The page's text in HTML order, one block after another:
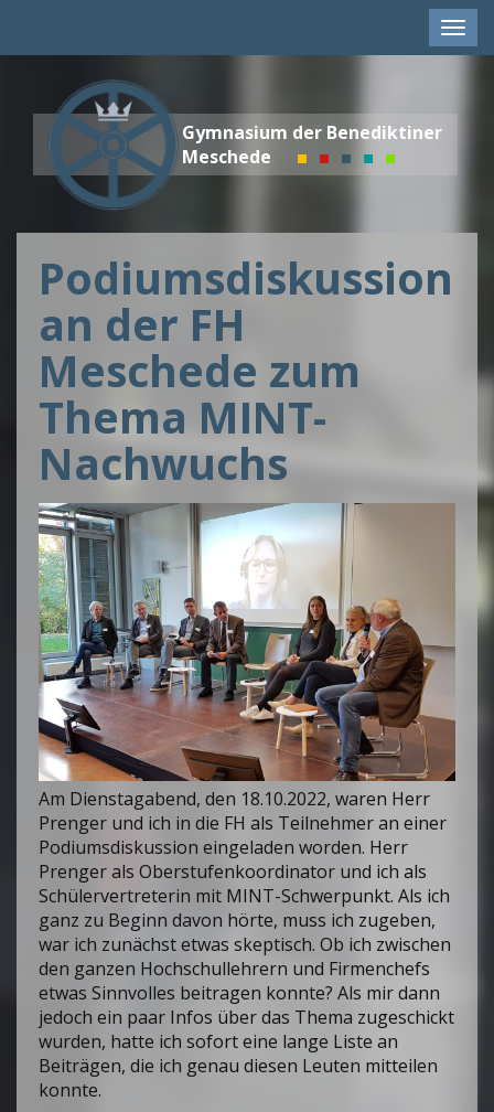
Gymnasium der Benediktiner
Meschede
Podiumsdiskussion
an der FH
Meschede zum
Thema MINT-
Nachwuchs
Am Dienstagabend, den 18.10.2022, waren Herr
Prenger und ich in die FH als Teilnehmer an einer
Podiumsdiskussion eingeladen worden. Herr
Prenger als Oberstufenkoordinator und ich als
Schülervertreterin mit MINT-Schwerpunkt. Als ich
ganz zu Beginn davon hörte, muss ich zugeben,
war ich zunächst etwas skeptisch. Ob ich zwischen
den ganzen Hochschullehrern und Firmenchefs
etwas Sinnvolles beitragen konnte? Als mir dann
jedoch ein paar Infos über das Thema zugeschickt
wurden, hatte ich sofort eine lange Liste an
Beiträgen, die ich genau diesen Leuten mitteilen
konnte.